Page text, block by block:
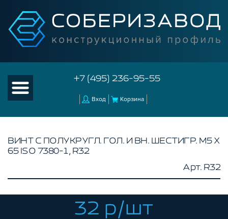
+7 (495) 236-95-55
Вход Корзина
КАТАЛОГ ТОВАРОВ
КОНСТРУКЦИОННЫЙ ПРОФИЛЬ
КОМПЛЕКТУЮЩИЕ К ЧПУ
АКСЕССУАРЫ ДЛЯ V-ПАЗА
ВИНТ С ПОЛУКРУГЛ. ГОЛ. И ВН. ШЕСТИГР. М5 Х
65 ISO 7380-1, R32
Арт. R32
32 р/шт